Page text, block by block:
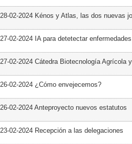
28-02-2024 Kénos y Atlas, las dos nuevas
27-02-2024 IA para detetectar
27-02-2024 Cátedra Biotecnología Agrícola
26-02-2024 ¿Cómo envejecemos?
26-02-2024 Anteproyecto nuevos estatutos
23-02-2024 Recepción a las delegaciones